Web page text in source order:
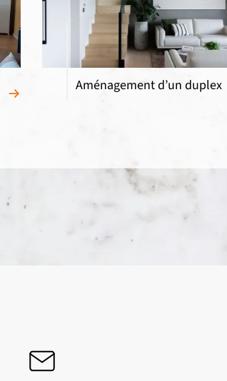
Aménagement d’un duplex